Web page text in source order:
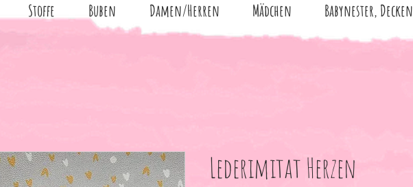
Stoffe Buben Damen/Herren Mädchen Babynester, Decken
Lederimitat Herzen